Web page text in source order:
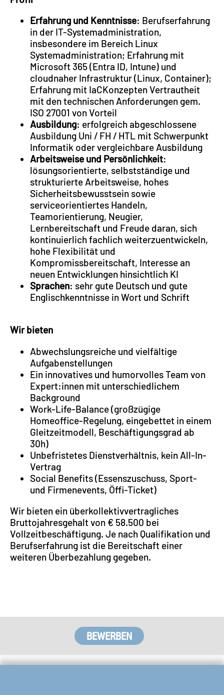
Erfahrung und Kenntnisse: Berufserfahrung
in der IT-Systemadministration,
insbesondere im Bereich Linux
Systemadministration; Erfahrung mit
Microsoft 365 (Entra ID, Intune) und
cloudnaher Infrastruktur (Linux, Container);
Erfahrung mit IaCKonzepten Vertrautheit
mit den technischen Anforderungen gem.
ISO 27001 von Vorteil
Ausbildung: erfolgreich abgeschlossene
Ausbildung Uni / FH / HTL mit Schwerpunkt
Informatik oder vergleichbare Ausbildung
Arbeitsweise und Persönlichkeit:
lösungsorientierte, selbstständige und
strukturierte Arbeitsweise, hohes
Sicherheitsbewusstsein sowie
serviceorientiertes Handeln,
Teamorientierung, Neugier,
Lernbereitschaft und Freude daran, sich
kontinuierlich fachlich weiterzuentwickeln,
hohe Flexibilität und
Kompromissbereitschaft, Interesse an
neuen Entwicklungen hinsichtlich KI
Sprachen: sehr gute Deutsch und gute
Englischkenntnisse in Wort und Schrift
Wir bieten
Abwechslungsreiche und vielfältige
Aufgabenstellungen
Ein innovatives und humorvolles Team von
Expert:innen mit unterschiedlichem
Background
Work-Life-Balance (großzügige
Homeoffice-Regelung, eingebettet in einem
Gleitzeitmodell, Beschäftigungsgrad ab
30h)
Unbefristetes Dienstverhältnis, kein All-In-
Vertrag
Social Benefits (Essenszuschuss, Sport-
und Firmenevents, Öffi-Ticket)
Wir bieten ein überkollektivvertragliches
Bruttojahresgehalt von € 58.500 bei
Vollzeitbeschäftigung. Je nach Qualifikation und
Berufserfahrung ist die Bereitschaft einer
weiteren Überbezahlung gegeben.